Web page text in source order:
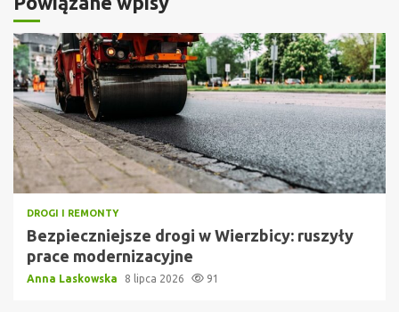
DROGI I REMONTY
Bezpieczniejsze drogi w Wierzbicy: ruszyły
prace modernizacyjne
Anna Laskowska 8 lipca 2026 91